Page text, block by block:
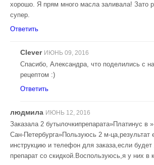
хорошо. Я прям много масла заливала! Зато
супер.
Ответить
Clever ИЮНЬ 09, 2016
Спасибо, Александра, что поделились с
рецептом :)
Ответить
людмила ИЮНЬ 12, 2016
Заказала 2 бутылочкипрепарата»Платинус в
Сан-Петербурга»Пользуюсь 2 м-ца,результат
инструкцию и телефон для заказа,если будет
препарат со скидкой.Воспользуюсь,я у них в